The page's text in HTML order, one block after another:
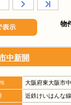
物
中新開
大阪府東大阪市
近鉄けいはんな